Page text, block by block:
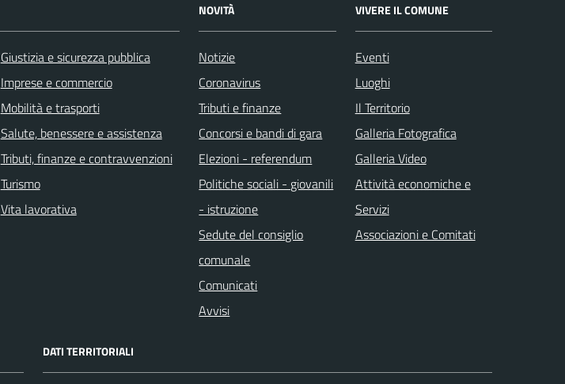
Giustizia e sicurezza pubblica
Imprese e commercio
Mobilità e trasporti
Salute, benessere e assistenza
Tributi, finanze e contravvenzioni
Turismo
Vita lavorativa
NOVITÀ
Notizie
Coronavirus
Tributi e finanze
Concorsi e bandi di gara
Elezioni - referendum
Politiche sociali - giovanili
- istruzione
Sedute del consiglio
comunale
Comunicati
Avvisi
VIVERE IL COMUNE
Eventi
Luoghi
Il Territorio
Galleria Fotografica
Galleria Video
Attività economiche e
Servizi
Associazioni e Comitati
DATI TERRITORIALI